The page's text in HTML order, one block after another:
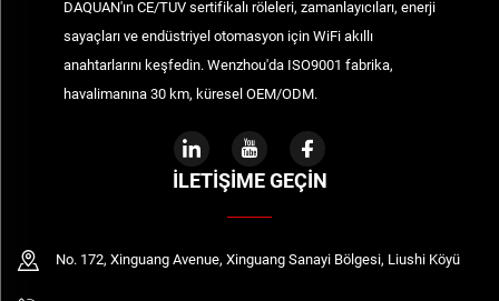
DAQUAN'ın CE/TUV sertifikalı röleleri, zamanlayıcıları, enerji
sayaçları ve endüstriyel otomasyon için WiFi akıllı
anahtarlarını keşfedin. Wenzhou'da ISO9001 fabrika,
havalimanına 30 km, küresel OEM/ODM.
İLETIŞIME GEÇIN
No. 172, Xinguang Avenue, Xinguang Sanayi Bölgesi, Liushi Köyü